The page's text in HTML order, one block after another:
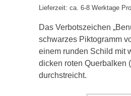
Lieferzeit: ca. 6-8 Werktage
Das Verbotszeichen
schwarzes Piktogramm
einem runden Schild mit
dicken roten Querbalken
durchstreicht.